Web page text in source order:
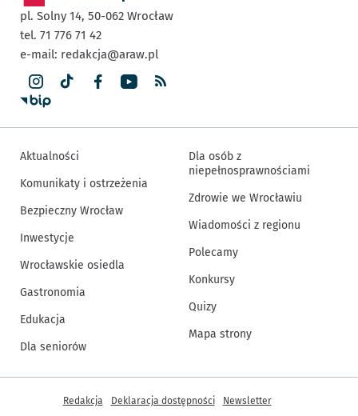
pl. Solny 14, 50-062 Wrocław
tel. 71 776 71 42
e-mail: redakcja@araw.pl
Aktualności
Komunikaty i ostrzeżenia
Bezpieczny Wrocław
Inwestycje
Wrocławskie osiedla
Gastronomia
Edukacja
Dla seniorów
Dla osób z
niepełnosprawnościami
Zdrowie we Wrocławiu
Wiadomości z regionu
Polecamy
Konkursy
Quizy
Mapa strony
Inne informacje
Redakcja Deklaracja dostępności Newsletter